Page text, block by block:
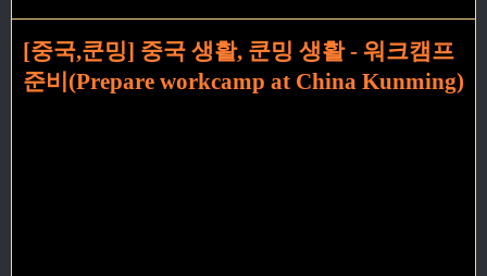
[중국,쿤밍] 중국 생활, 쿤밍 생활 - 워크캠프
준비(Prepare workcamp at China Kunming)